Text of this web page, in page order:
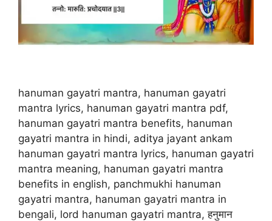
hanuman gayatri mantra, hanuman gayatri
mantra lyrics, hanuman gayatri mantra pdf,
hanuman gayatri mantra benefits, hanuman
gayatri mantra in hindi, aditya jayant ankam
hanuman gayatri mantra lyrics, hanuman gayatri
mantra meaning, hanuman gayatri mantra
benefits in english, panchmukhi hanuman
gayatri mantra, hanuman gayatri mantra in
bengali, lord hanuman gayatri mantra, हनुमान